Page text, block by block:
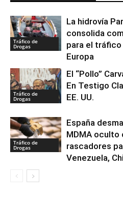
Tráfico de
Drogas
La hidrovía
consolida
para el
Europa
Tráfico de
Drogas
El “Pollo”
En Testigo
EE. UU.
Tráfico de
Drogas
España
MDMA oculto
rascadores
Venezuela,